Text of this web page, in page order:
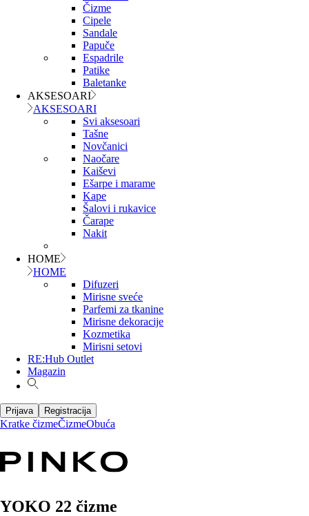
Čizme
Cipele
Sandale
Papuče
Espadrile
Patike
Baletanke
AKSESOARI
AKSESOARI
Svi aksesoari
Tašne
Novčanici
Naočare
Kaiševi
Ešarpe i marame
Kape
Šalovi i rukavice
Čarape
Nakit
HOME
HOME
Difuzeri
Mirisne sveće
Parfemi za tkanine
Mirisne dekoracije
Kozmetika
Mirisni setovi
RE:Hub Outlet
Magazin
Prijava Registracija
Kratke čizmeČizmeObuća
YOKO 22 čizme